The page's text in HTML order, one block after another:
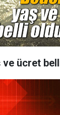
ücret